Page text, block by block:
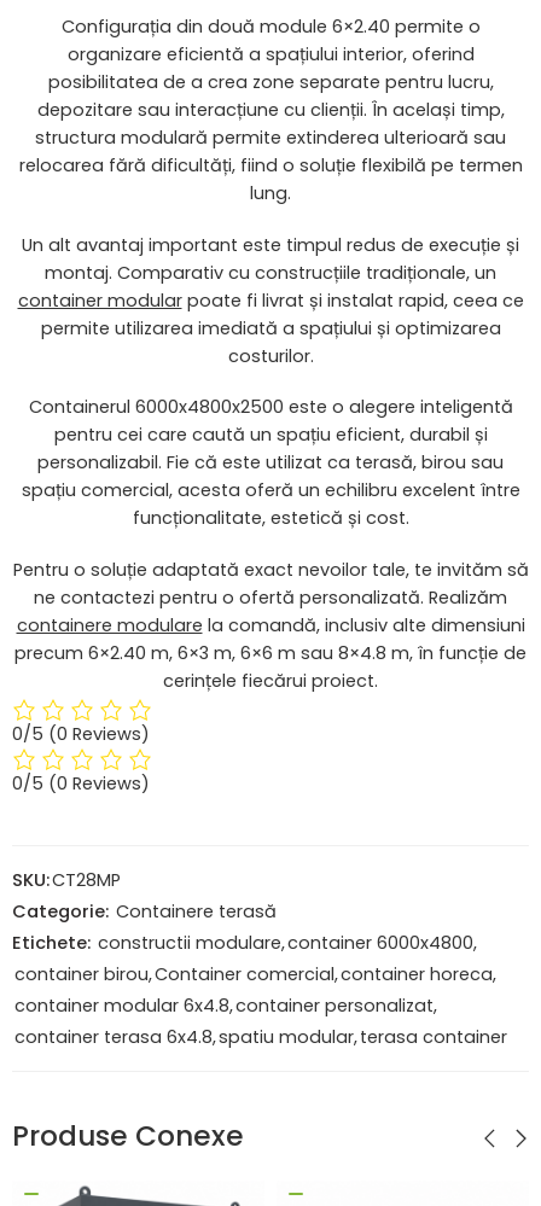
Configurația din două module 6×2.40 permite o
organizare eficientă a spațiului interior, oferind
posibilitatea de a crea zone separate pentru lucru,
depozitare sau interacțiune cu clienții. În același timp,
structura modulară permite extinderea ulterioară sau
relocarea fără dificultăți, fiind o soluție flexibilă pe termen
lung.
Un alt avantaj important este timpul redus de execuție și
montaj. Comparativ cu construcțiile tradiționale, un
container modularpoate fi livrat și instalat rapid, ceea ce
permite utilizarea imediată a spațiului și optimizarea
costurilor.
Containerul 6000x4800x2500 este o alegere inteligentă
pentru cei care caută un spațiu eficient, durabil și
personalizabil. Fie că este utilizat ca terasă, birou sau
spațiu comercial, acesta oferă un echilibru excelent între
funcționalitate, estetică și cost.
Pentru o soluție adaptată exact nevoilor tale, te invităm să
ne contactezi pentru o ofertă personalizată. Realizăm
containere modulare la comandă, inclusiv alte dimensiuni
precum 6×2.40 m, 6×3 m, 6×6 m sau 8×4.8 m, în funcție de
cerințele fiecărui proiect.
0/5 (0 Reviews)
0/5 (0 Reviews)
SKU:CT28MP
Categorie: Containere terasă
Etichete: constructii modulare,container 6000x4800,
container birou,Container comercial,container horeca,
container modular 6x4.8,container personalizat,
container terasa 6x4.8,spatiu modular,terasa container
Produse Conexe